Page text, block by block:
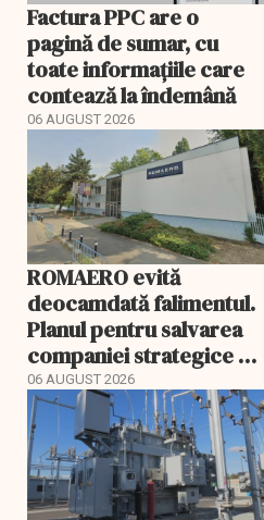
Factura PPC are o
pagină de sumar, cu
toate informațiile care
contează la îndemână
06 AUGUST 2026
ROMAERO evită
deocamdată falimentul.
Planul pentru salvarea
companiei strategice a
fost confirmat
06 AUGUST 2026